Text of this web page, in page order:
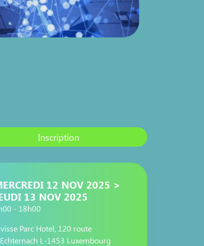
Inscription
12 NOV 2025 >
13 NOV 2025
- 18h00
Parc Hotel, 120 route
L-1453 Luxembourg